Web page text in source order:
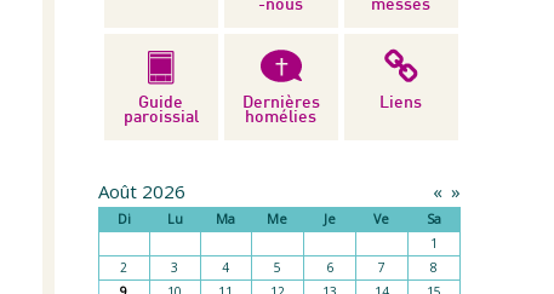
Guide
paroissial
Dernières
homélies
Liens
«
Août 2026 »
Di Lu Ma Me Je Ve
Sa
1
2
3 4 5 6 7
8